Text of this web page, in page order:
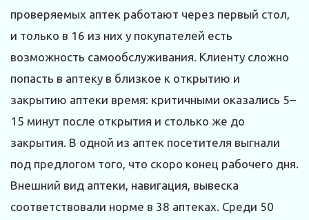
проверяемых аптек работают через первый стол,
и только в 16 из них у покупателей есть
возможность самообслуживания. Клиенту сложно
попасть в аптеку в близкое к открытию и
закрытию аптеки время: критичными оказались 5–
15 минут после открытия и столько же до
закрытия. В одной из аптек посетителя выгнали
под предлогом того, что скоро конец рабочего дня.
Внешний вид аптеки, навигация, вывеска
соответствовали норме в 38 аптеках. Среди 50